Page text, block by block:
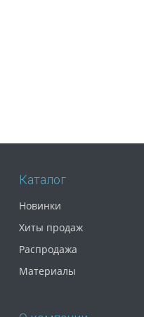
Каталог
Новинки
Хиты продаж
Распродажа
Материалы